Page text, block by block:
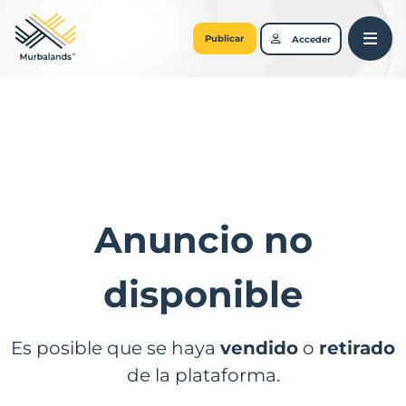
Publicar Acceder
Anuncio no
disponible
Es posible que se haya vendido o retirado
de la plataforma.